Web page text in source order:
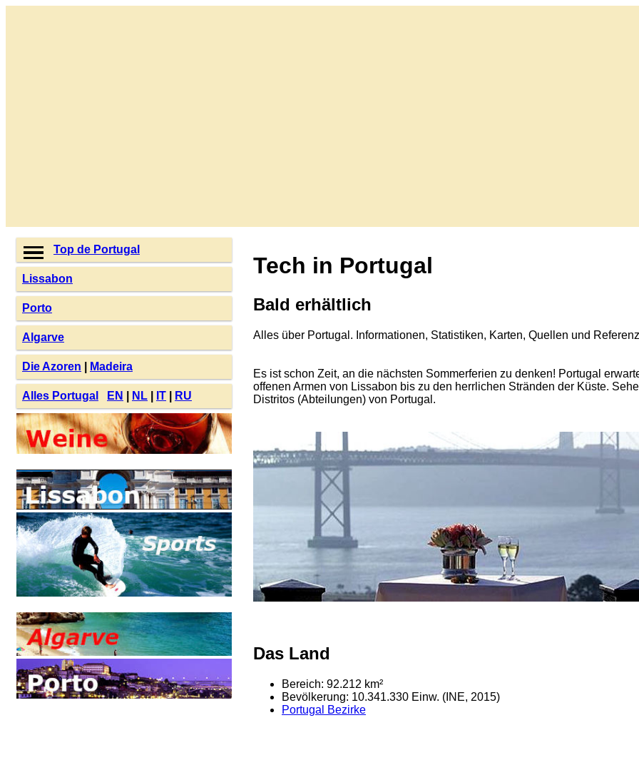
Top de Portugal
Lissabon
Porto
Algarve
Die Azoren Madeira
Alles Portugal EN NL IT RU
Tech in Portugal
Bald erhältlich
Alles über Portugal. Informationen, Statistiken, Karten, Quellen und
Es ist schon Zeit, an die nächsten Sommerferien zu denken! Portugal
offenen Armen von Lissabon bis zu den herrlichen Stränden der Küste.
Distritos (Abteilungen) von Portugal.
Das Land
Bereich: 92.212 km²
Bevölkerung: 10.341.330 Einw. (INE, 2015)
Portugal Bezirke